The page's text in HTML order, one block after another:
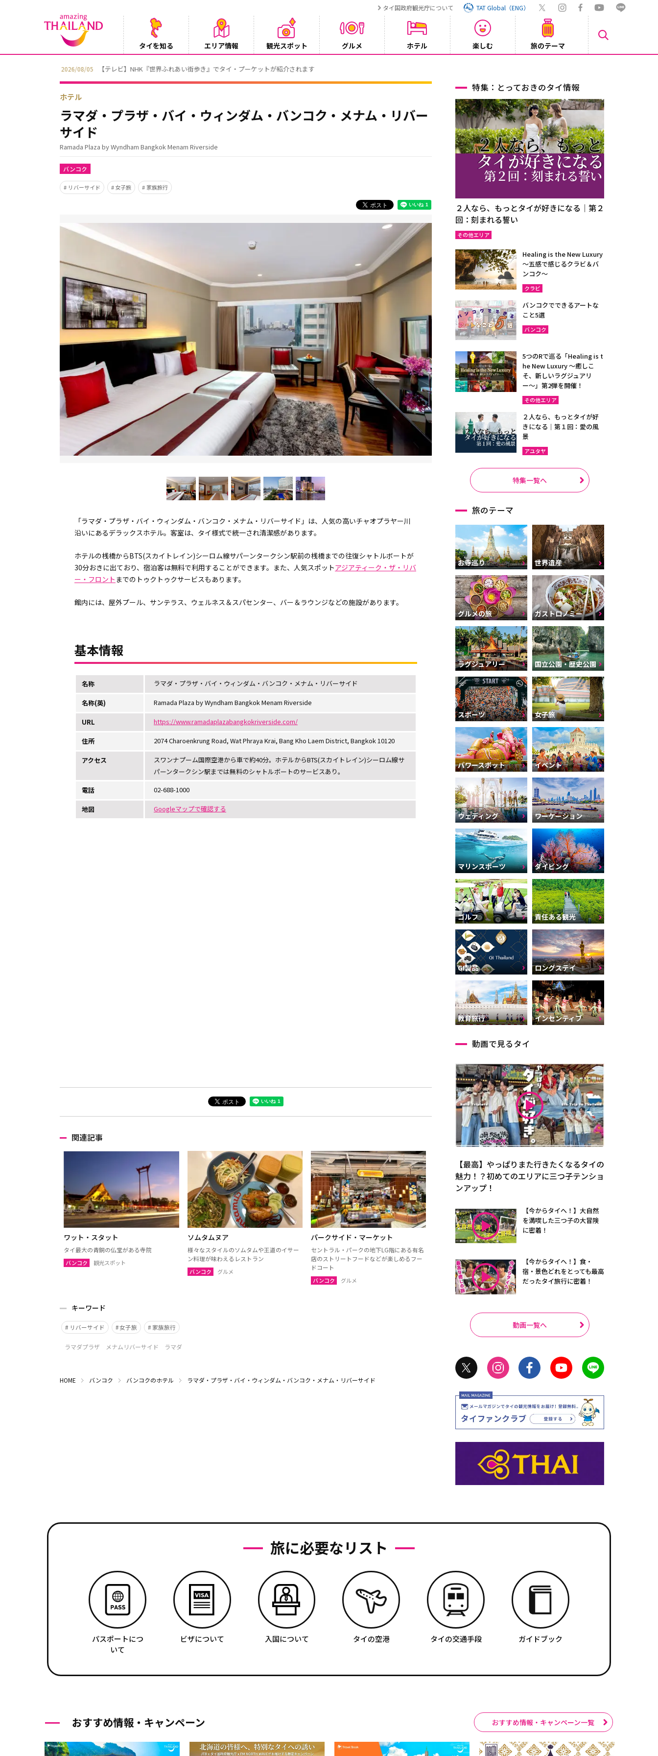
タイ国政府観光庁について TAT Global（ENG）
タイを知る エリア情報 観光スポット グルメ ホテル 楽しむ 旅のテーマ
2026/08/05 【テレビ】NHK『世界ふれあい街歩き』でタイ・プーケットが紹介されます
ホテル
ラマダ・プラザ・バイ・ウィンダム・バンコク・メナム・リバー
サイド
Ramada Plaza by Wyndham Bangkok Menam Riverside
バンコク
リバーサイド 女子旅 家族旅行
「ラマダ・プラザ・バイ・ウィンダム・バンコク・メナム・リバーサイド」は、人気の高いチャオプラヤー川
沿いにあるデラックスホテル。客室は、タイ様式で統一され清潔感があります。
ホテルの桟橋からBTS(スカイトレイン)シーロム線サパーンタークシン駅前の桟橋までの往復シャトルボートが
30分おきに出ており、宿泊客は無料で利用することができます。また、人気スポットアジアティーク・ザ・リバ
ー・フロント までのトゥクトゥクサービスもあります。
館内には、屋外プール、サンテラス、ウェルネス＆スパセンター、バー＆ラウンジなどの施設があります。
基本情報
名称 ラマダ・プラザ・バイ・ウィンダム・バンコク・メナム・リバーサイド
名称(英) Ramada Plaza by Wyndham Bangkok Menam Riverside
URL https://www.ramadaplazabangkokriverside.com/
住所 2074 Charoenkrung Road, Wat Phraya Krai, Bang Kho Laem District, Bangkok 10120
アクセス
スワンナプーム国際空港から車で約40分。ホテルからBTS(スカイトレイン)シーロム線サ
パーンタークシン駅までは無料のシャトルボートのサービスあり。
電話
02-688-1000
地図 Googleマップで確認する
関連記事
ワット・スタット
タイ最大の青銅の仏堂がある寺院
バンコク 観光スポット
ソムタムヌア
様々なスタイルのソムタムや王道のイサー
ン料理が味わえるレストラン
バンコク グルメ
パークサイド・マーケット
セントラル・パークの地下LG階にある有名
店のストリートフードなどが楽しめるフー
ドコート
バンコク グルメ
キーワード
リバーサイド 女子旅 家族旅行
ラマダプラザ メナムリバーサイド ラマダ
HOME バンコク バンコクのホテル ラマダ・プラザ・バイ・ウィンダム・バンコク・メナム・リバーサイド
特集：とっておきのタイ情報
２人なら、もっとタイが好きになる｜第２
回：刻まれる誓い
その他エリア
Healing is the New Luxury
～五感で感じるクラビ＆バ
ンコク～
クラビ
バンコクでできるアートな
こと5選
バンコク
5つのRで巡る「Healing is t
he New Luxury ～癒しこ
そ、新しいラグジュアリ
ー〜」第2弾を開催！
その他エリア
２人なら、もっとタイが好
きになる｜第１回：愛の風
景
アユタヤ
特集一覧へ
旅のテーマ
お寺巡り 世界遺産
グルメの旅 ガストロノミー
ラグジュアリー 国立公園・歴史公園
スポーツ 女子旅
パワースポット イベント
ウェディング ワーケーション
マリンスポーツ ダイビング
ゴルフ 責任ある観光
GI製品 ロングステイ
教育旅行 インセンティブ
動画で見るタイ
【最高】やっぱりまた行きたくなるタイの
魅力！？初めてのエリアに三つ子テンショ
ンアップ！
【今からタイへ！】大自然
を満喫した三つ子の大冒険
に密着！
【今からタイへ！】食・
宿・景色どれをとっても最高
だったタイ旅行に密着！
動画一覧へ
旅に必要なリスト
パスポートにつ
いて
ビザについて 入国について タイの空港 タイの交通手段 ガイドブック
おすすめ情報・キャンペーン おすすめ情報・キャンペーン一覧